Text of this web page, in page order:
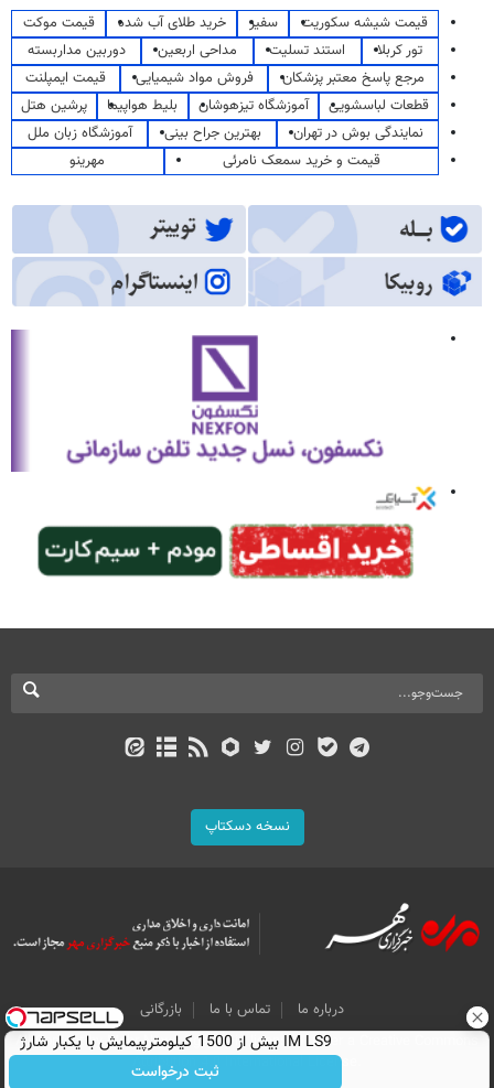
قیمت شیشه سکوریت سفیر خرید طلای آب شده
قیمت موکت
تور کربلا
استند تسلیت مداحی اربعین
دوربین مداربسته
مرجع پاسخ معتبر پزشکان
فروش مواد شیمیایی
قیمت ایمپلنت
قطعات لباسشویی
آموزشگاه تیزهوشان بلیط هواپیما
پرشین هتل
نمایندگی بوش در تهران
بهترین جراح بینی
آموزشگاه زبان ملل
قیمت و خرید سمعک نامرئی
مهرینو
نسخه دسکتاپ
درباره ما تماس با ما
بازرگانی
All Content by Mehr News Agency is licensed under a Creative Commons
Attribution 4.0 International License.
IM LS9 بیش از 1500 کیلومترپیمایش با یکبار شارژ
ثبت درخواست